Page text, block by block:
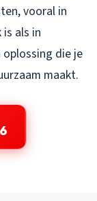
vooral in
als in
oplossing die je
maakt.